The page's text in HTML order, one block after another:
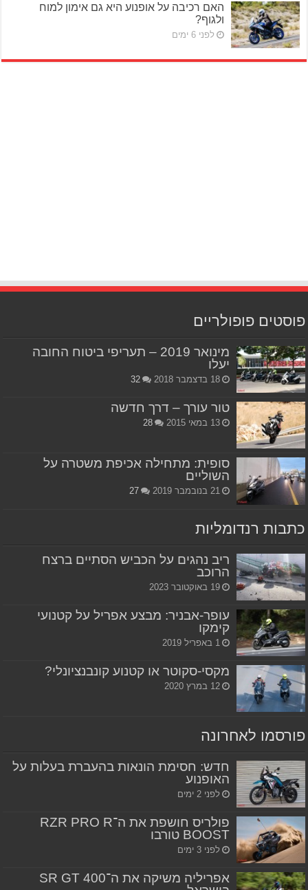
האם רכיבה על אופנוע היא גם אימון למוח
ולגוף?
לפני 6 ימים
פוסטים פופולריים
מינואר 2019 – תעריפי ביטוח החובה
יעלו
18 בדצמבר 2018 32
טור עורך – דרך חדשה
13 במאי 2015 28
סופית: מתחילה אכיפת משטרה על
השוליים
21 בנובמבר 2019 27
כתבות רנדומליות
ריב נהגים על הכביש הסתיים ברצח
הרוכב
19 באוקטובר 2023
עופר-אבניר: מבצע אפריל על קטנועי
קימקו
1 באפריל 2019
מקסי-סקוטר או קטנוע קונבנציונלי?
12 במרץ 2020
פורסמו לאחרונה
חדש: חסימת הונאות בהעברת בעלות על
האופנוע
לפני 2 ימים
פולריס חושפת את ה־RZR PRO R
BOOST טורבו
לפני 3 ימים
אפריליה משיקה את ה־SR GT 400